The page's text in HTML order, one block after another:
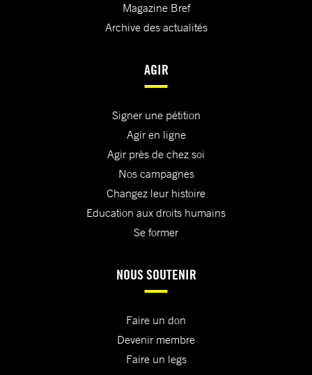
Magazine Bref
Archive des actualités
AGIR
Signer une pétition
Agir en ligne
Agir près de chez soi
Nos campagnes
Changez leur histoire
Education aux droits humains
Se former
NOUS SOUTENIR
Faire un don
Devenir membre
Faire un legs